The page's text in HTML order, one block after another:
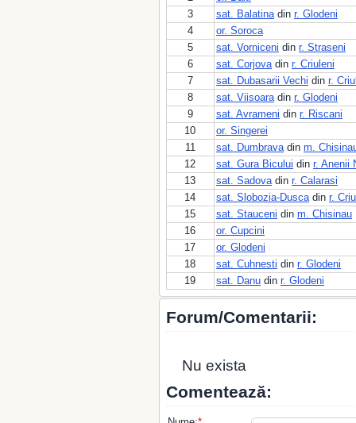
3
sat. Balatinadin r. Glodeni
4
or. Soroca
5
sat. Vorniceni din r. Straseni
6
sat. Corjovadin r. Criuleni
7
sat. Dubasarii Vechi din r.
8
sat. Viisoaradin r. Glodeni
9
sat. Avrameni din r. Riscani
10
or. Singerei
11
sat. Dumbravadin m.
12
sat. Gura Bicului din r. Anenii
13
sat. Sadovadin r. Calarasi
14
sat. Slobozia-Duscadin r.
15
sat. Stauceni din m. Chisinau
16
or. Cupcini
17
or. Glodeni
18
sat. Cuhnesti din r. Glodeni
19
sat. Danu din r. Glodeni
Forum/Comentarii:
Nu exista
Comentează: